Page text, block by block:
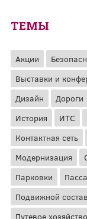
ТЕМЫ
Акции
Выставки и
Дизайн
Дороги
История
ИТС
Контактная сеть
Модернизация
Парковки
Подвижной состав
Путевое хозяйство